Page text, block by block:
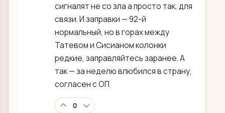
сигналят не со зла а просто так, для
связи. И заправки — 92-й
нормальный, но в горах между
Татевом и Сисианом колонки
редкие, заправляйтесь заранее. А
так — за неделю влюбился в страну,
согласен с ОП.
0